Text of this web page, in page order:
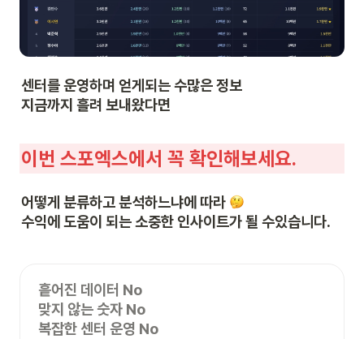
센터를 운영하며 얻게되는 수많은 정보
지금까지 흘려 보내왔다면
이번 스포엑스에서 꼭 확인해보세요.
어떻게 분류하고 분석하느냐에 따라
수익에 도움이 되는 소중한 인사이트가 될 수있습니다.
흩어진 데이터 No
맞지 않는 숫자 No
복잡한 센터 운영 No